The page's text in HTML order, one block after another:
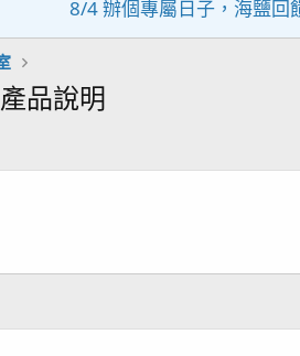
8/4 辦個專屬日子，海鹽回饋
品說明